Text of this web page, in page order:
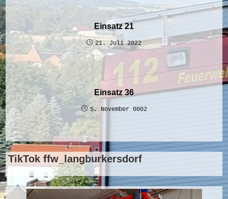
Einsatz 21
21. Juli 2022
Einsatz 36
5. November 0002
TikTok ffw_langburkersdorf